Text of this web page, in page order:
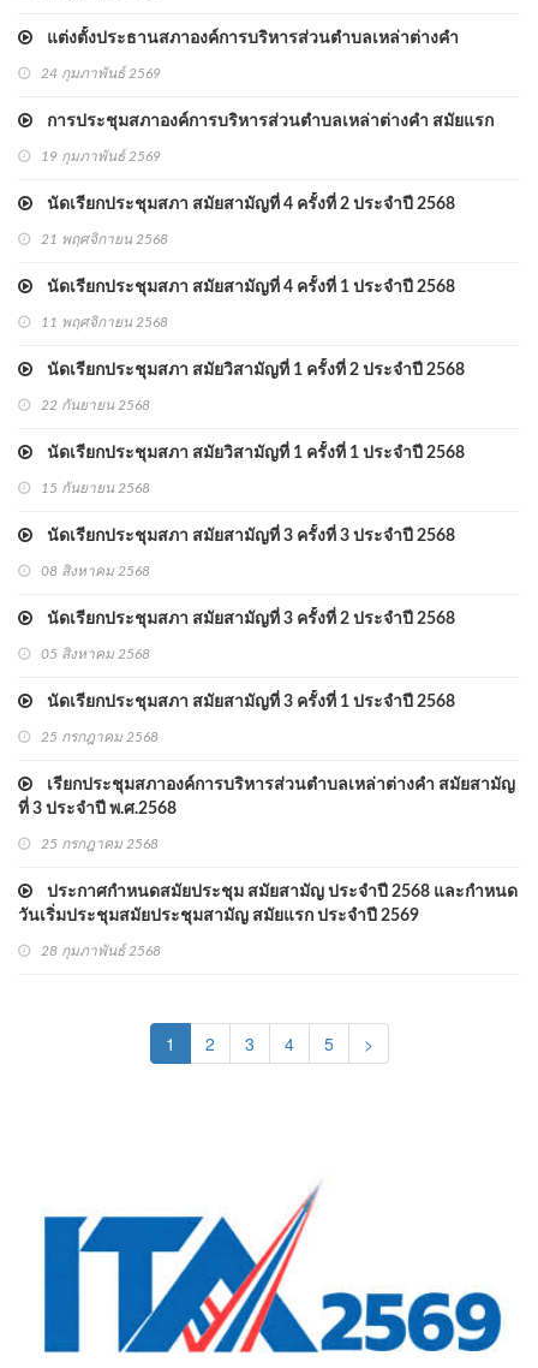
แต่งตั้งประธานสภาองค์การบริหารส่วนตำบลเหล่าต่างคำ
24 กุมภาพันธ์ 2569
การประชุมสภาองค์การบริหารส่วนตำบลเหล่าต่างคำ สมัยแรก
19 กุมภาพันธ์ 2569
นัดเรียกประชุมสภา สมัยสามัญที่ 4 ครั้งที่ 2 ประจำปี 2568
21 พฤศจิกายน 2568
นัดเรียกประชุมสภา สมัยสามัญที่ 4 ครั้งที่ 1 ประจำปี 2568
11 พฤศจิกายน 2568
นัดเรียกประชุมสภา สมัยวิสามัญที่ 1 ครั้งที่ 2 ประจำปี 2568
22 กันยายน 2568
นัดเรียกประชุมสภา สมัยวิสามัญที่ 1 ครั้งที่ 1 ประจำปี 2568
15 กันยายน 2568
นัดเรียกประชุมสภา สมัยสามัญที่ 3 ครั้งที่ 3 ประจำปี 2568
08 สิงหาคม 2568
นัดเรียกประชุมสภา สมัยสามัญที่ 3 ครั้งที่ 2 ประจำปี 2568
05 สิงหาคม 2568
นัดเรียกประชุมสภา สมัยสามัญที่ 3 ครั้งที่ 1 ประจำปี 2568
25 กรกฎาคม 2568
เรียกประชุมสภาองค์การบริหารส่วนตำบลเหล่าต่างคำ สมัยสามัญ
ที่ 3 ประจำปี พ.ศ.2568
25 กรกฎาคม 2568
ประกาศกำหนดสมัยประชุม สมัยสามัญ ประจำปี 2568 และกำหนด
วันเริ่มประชุมสมัยประชุมสามัญ สมัยแรก ประจำปี 2569
28 กุมภาพันธ์ 2568
1 (current)
2 3 4 5 >